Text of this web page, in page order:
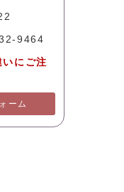
9464
にご注
ーム